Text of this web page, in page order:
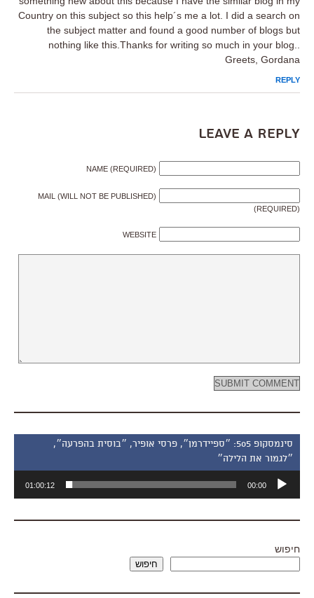
Country on this subject so this help´s me a lot. I did a search on
the subject matter and found a good number of blogs but
nothing like this.Thanks for writing so much in your blog..
Greets, Gordana
REPLY
Leave a Reply
NAME (REQUIRED)
MAIL (WILL NOT BE PUBLISHED)
(REQUIRED)
WEBSITE
סינמסקופ 505: ״ספיידרמן״, פרסי אופיר, ״בוסית בהפרעה״,
״לגמור את הלילה״
אודיו
00:00
01:00:12
חיפוש
חיפוש